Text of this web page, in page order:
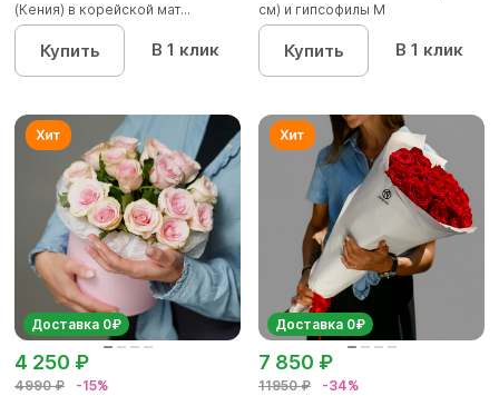
(Кения) в корейской мат...
Купить В 1 клик
см) и гипсофилы М
Купить В 1 клик
Доставка 0₽
4990 ₽ -15%
4 250 ₽
Доставка 0₽
11950 ₽ -34%
7 850 ₽